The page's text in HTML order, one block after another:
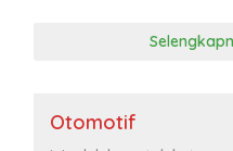
Otomotif